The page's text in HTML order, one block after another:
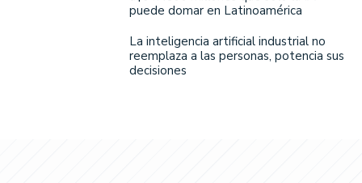
puede domar en Latinoamérica
La inteligencia artificial industrial no
reemplaza a las personas, potencia sus
decisiones